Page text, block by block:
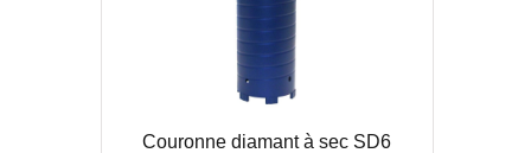
Couronne diamant à sec SD6